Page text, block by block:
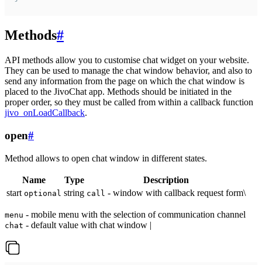
Methods#
API methods allow you to customise chat widget on your website.
They can be used to manage the chat window behavior, and also to
send any information from the page on which the chat window is
placed to the JivoChat app. Methods should be initiated in the
proper order, so they must be called from within a callback function
jivo_onLoadCallback.
open#
Method allows to open chat window in different states.
Name Type
Description
start optional string call - window with callback request form\
menu - mobile menu with the selection of communication channel
chat - default value with chat window |